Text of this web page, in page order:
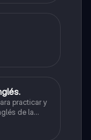
practicar y
de la